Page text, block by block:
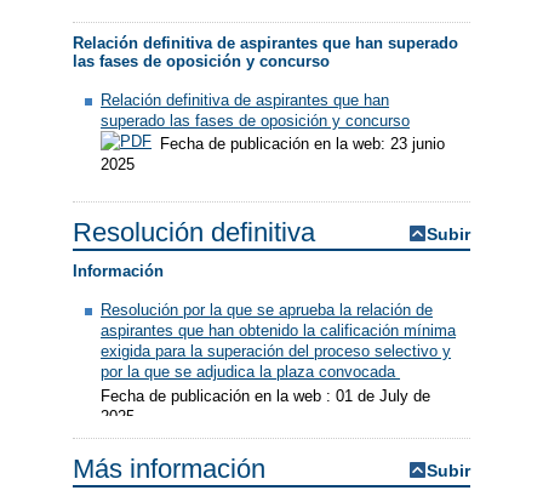
Relación definitiva de aspirantes que han superado
las fases de oposición y concurso
Relación definitiva de aspirantes que han
superado las fases de oposición y concurso
Fecha de publicación en la web: 23 junio
2025
Resolución definitiva Subir
Información
Resolución por la que se aprueba la relación de
aspirantes que han obtenido la calificación mínima
exigida para la superación del proceso selectivo y
por la que se adjudica la plaza convocada
Fecha de publicación en la web : 01 de July de
2025
Más información Subir